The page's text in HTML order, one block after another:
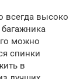
всегда высоко
можно
спинки
в